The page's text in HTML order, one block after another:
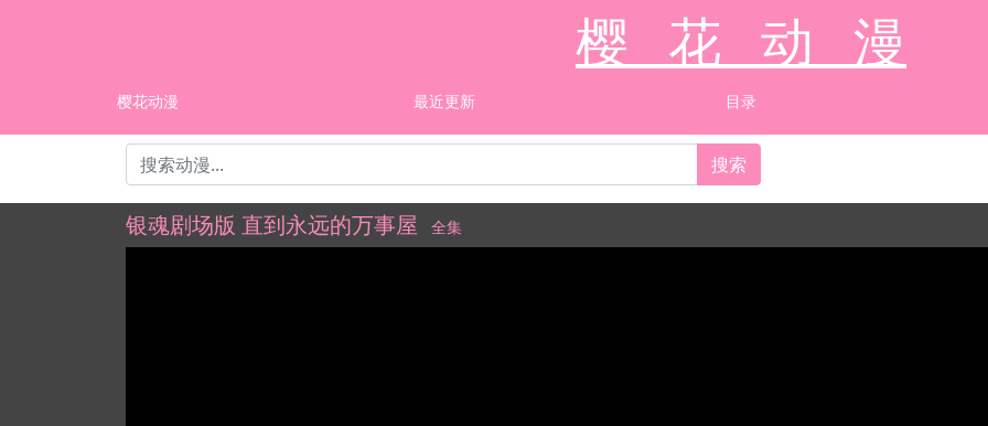
樱 花 动 漫
樱花动漫 最近更新 目录
搜索
银魂剧场版 直到永远的万事屋 全集